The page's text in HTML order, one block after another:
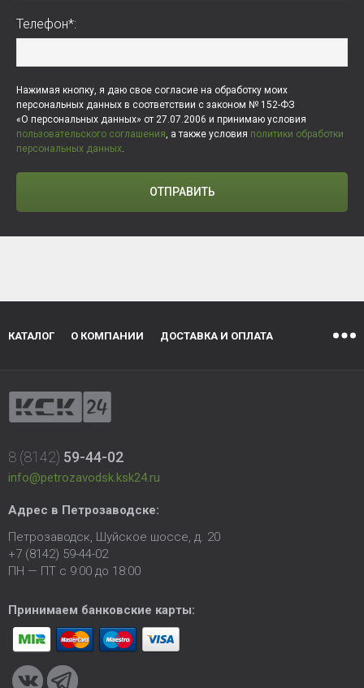
Телефон*:
Нажимая кнопку, я даю свое согласие на обработку моих
персональных данных в соответствии с законом № 152-ФЗ
«О персональных данных» от 27.07.2006 и принимаю условия
пользовательского соглашения , а также условия политики обработки
персональных данных
ОТПРАВИТЬ
КАТАЛОГ О КОМПАНИИ ДОСТАВКА И ОПЛАТА
8 (8142) 59-44-02
info@petrozavodsk.ksk24.ru
Адрес в Петрозаводске:
Петрозаводск, Шуйское шоссе, д. 20
+7 (8142) 59-44-02
ПН — ПТ с 9:00 до 18:00
Принимаем банковские карты: